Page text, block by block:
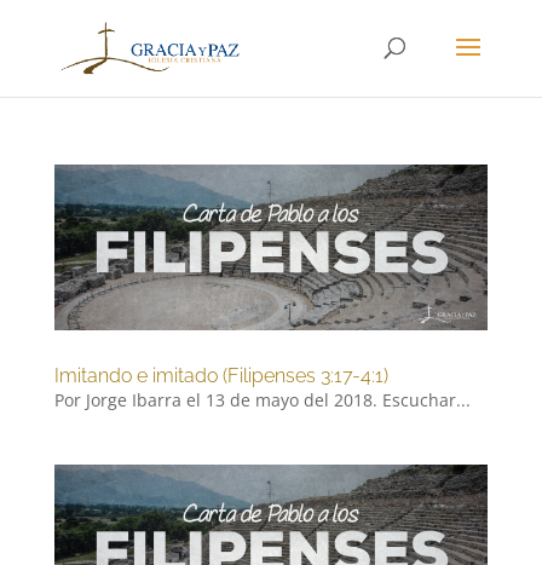
Imitando e imitado (Filipenses 3:17-4:1)
Por Jorge Ibarra el 13 de mayo del 2018. Escuchar...